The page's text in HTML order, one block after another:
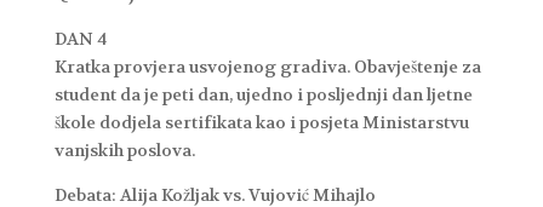
DAN 4
Kratka provjera usvojenog gradiva. Obavještenje za
student da je peti dan, ujedno i posljednji dan ljetne
škole dodjela sertifikata kao i posjeta Ministarstvu
vanjskih poslova.
Debata: Alija Kožljak vs. Vujović Mihajlo